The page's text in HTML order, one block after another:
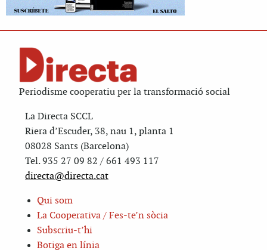
Periodisme cooperatiu per la transformació social
La Directa SCCL
Riera d’Escuder, 38, nau 1, planta 1
08028 Sants (Barcelona)
Tel. 935 27 09 82 / 661 493 117
directa@directa.cat
Qui som
La Cooperativa / Fes-te’n sòcia
Subscriu-t’hi
Botiga en línia